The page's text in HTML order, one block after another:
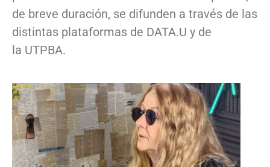
de breve duración, se difunden a través de las
distintas plataformas de DATA.U y de
la UTPBA.